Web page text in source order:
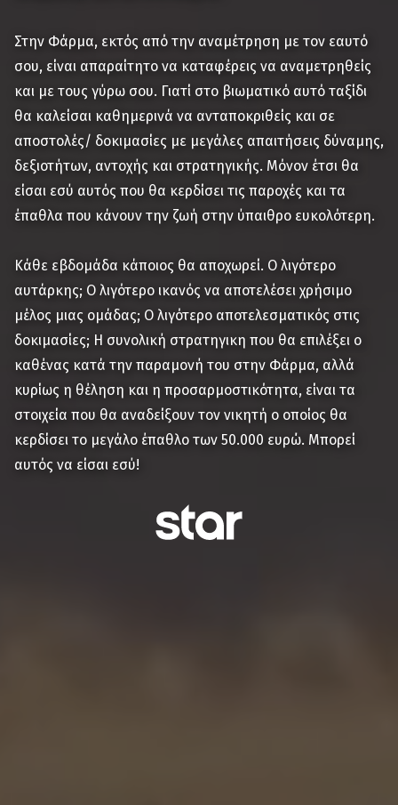
Στην Φάρμα, εκτός από την αναμέτρηση με τον εαυτό
σου, είναι απαραίτητο να καταφέρεις να αναμετρηθείς
και με τους γύρω σου. Γιατί στο βιωματικό αυτό ταξίδι
θα καλείσαι καθημερινά να ανταποκριθείς και σε
αποστολές/ δοκιμασίες με μεγάλες απαιτήσεις δύναμης,
δεξιοτήτων, αντοχής και στρατηγικής. Μόνον έτσι θα
είσαι εσύ αυτός που θα κερδίσει τις παροχές και τα
έπαθλα που κάνουν την ζωή στην ύπαιθρο ευκολότερη.
Κάθε εβδομάδα κάποιος θα αποχωρεί. Ο λιγότερο
αυτάρκης; Ο λιγότερο ικανός να αποτελέσει χρήσιμο
μέλος μιας ομάδας; Ο λιγότερο αποτελεσματικός στις
δοκιμασίες; Η συνολική στρατηγικη που θα επιλέξει ο
καθένας κατά την παραμονή του στην Φάρμα, αλλά
κυρίως η θέληση και η προσαρμοστικότητα, είναι τα
στοιχεία που θα αναδείξουν τον νικητή ο οποίος θα
κερδίσει το μεγάλο έπαθλο των 50.000 ευρώ. Μπορεί
αυτός να είσαι εσύ!